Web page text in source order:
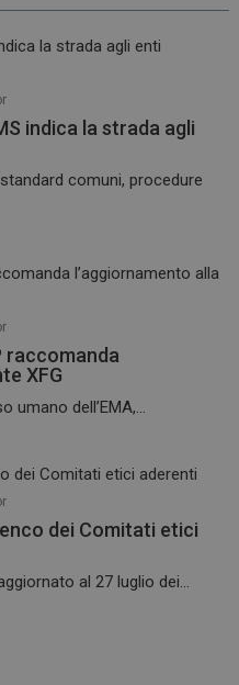
indica la strada agli
comuni, procedure
raccomanda
XFG
dell’EMA,...
dei Comitati etici
al 27 luglio dei...